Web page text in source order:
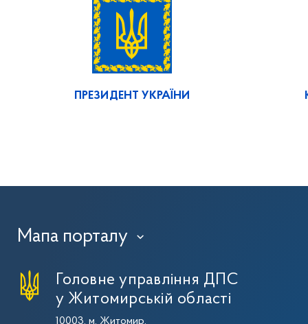
ПРЕЗИДЕНТ УКРАЇНИ
Мапа порталу ›
Головне управління ДПС
у Житомирській області
10003, м. Житомир,